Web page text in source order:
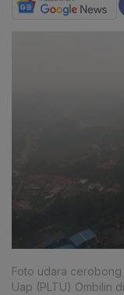
Foto udara
Uap (PLTU) Ombilin